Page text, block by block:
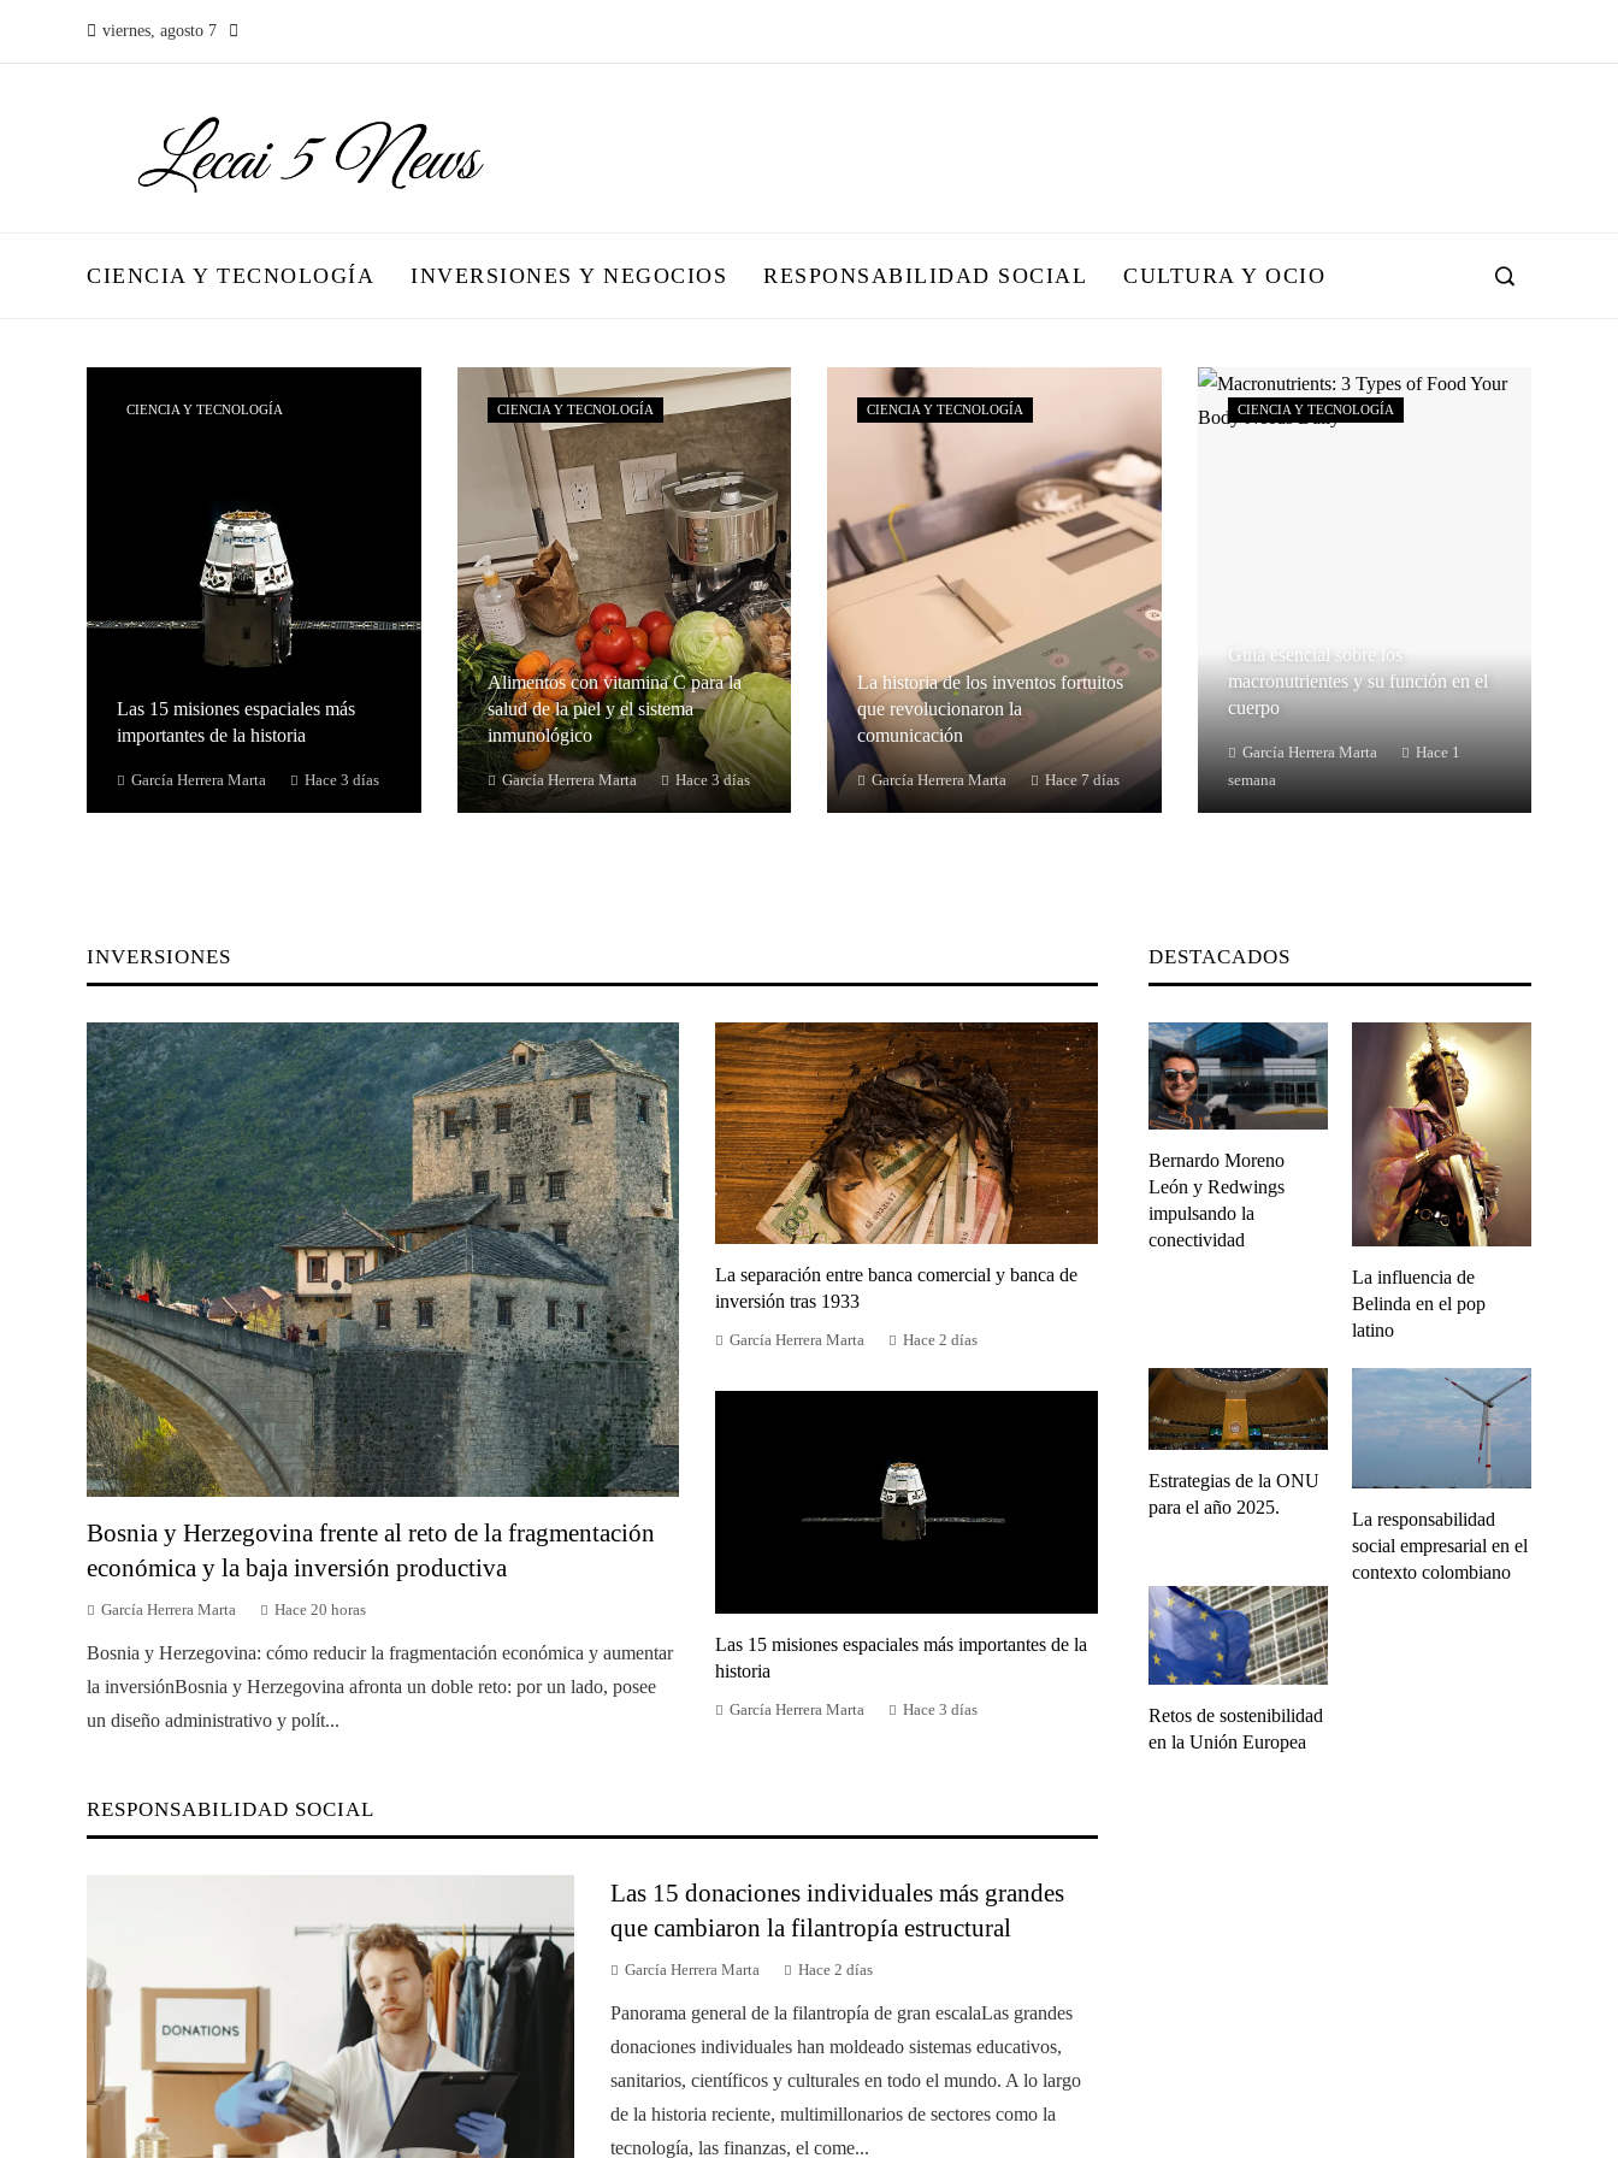
viernes, agosto 7
CIENCIA Y TECNOLOGÍA INVERSIONES Y NEGOCIOS RESPONSABILIDAD SOCIAL CULTURA Y OCIO
CIENCIA Y TECNOLOGÍA
Las 15 misiones espaciales más
importantes de la historia
García Herrera Marta Hace 3 días
CIENCIA Y TECNOLOGÍA
Alimentos con vitamina C para la
salud de la piel y el sistema
inmunológico
García Herrera Marta Hace 3 días
CIENCIA Y TECNOLOGÍA
La historia de los inventos fortuitos
que revolucionaron la
comunicación
García Herrera Marta Hace 7 días
CIENCIA Y TECNOLOGÍA
Guía esencial sobre los
macronutrientes y su función en el
cuerpo
García Herrera Marta
Hace 1
semana
INVERSIONES
Bosnia y Herzegovina frente al reto de la fragmentación
económica y la baja inversión productiva
García Herrera Marta Hace 20 horas
Bosnia y Herzegovina: cómo reducir la fragmentación económica y aumentar
la inversiónBosnia y Herzegovina afronta un doble reto: por un lado, posee
un diseño administrativo y polít...
La separación entre banca comercial y banca de
inversión tras 1933
García Herrera Marta Hace 2 días
Las 15 misiones espaciales más importantes de la
historia
García Herrera Marta Hace 3 días
RESPONSABILIDAD SOCIAL
Las 15 donaciones individuales más grandes
que cambiaron la filantropía estructural
García Herrera Marta Hace 2 días
Panorama general de la filantropía de gran escalaLas grandes
donaciones individuales han moldeado sistemas educativos,
sanitarios, científicos y culturales en todo el mundo. A lo largo
de la historia reciente, multimillonarios de sectores como la
tecnología, las finanzas, el come...
DESTACADOS
Bernardo Moreno
León y Redwings
impulsando la
conectividad
La influencia de
Belinda en el pop
latino
Estrategias de la ONU
para el año 2025.
La responsabilidad
social empresarial en el
contexto colombiano
Retos de sostenibilidad
en la Unión Europea